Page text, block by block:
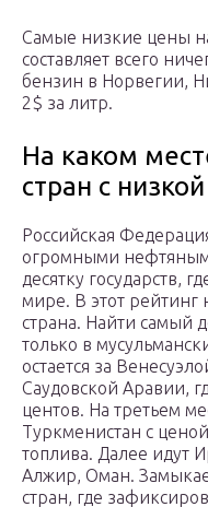
Самые низкие цены
составляет всего
бензин в Норвегии,
2$ за литр.
На каком
стран с
Российская
огромными
десятку государств,
мире. В этот рейтинг
страна. Найти
только в
остается за
Саудовской Аравии,
центов. На третьем
Туркменистан с
топлива. Далее идут
Алжир, Оман.
стран, где